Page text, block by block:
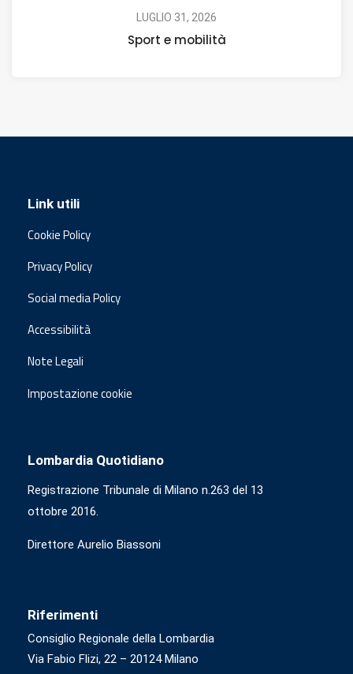
LUGLIO 31, 2026
Sport e mobilità
Link utili
Cookie Policy
Privacy Policy
Social media Policy
Accessibilità
Note Legali
Impostazione cookie
Lombardia Quotidiano
Registrazione Tribunale di Milano n.263 del 13
ottobre 2016.
Direttore Aurelio Biassoni
Riferimenti
Consiglio Regionale della Lombardia
Via Fabio Flizi, 22 – 20124 Milano